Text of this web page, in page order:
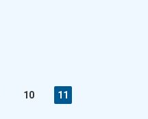
10 11